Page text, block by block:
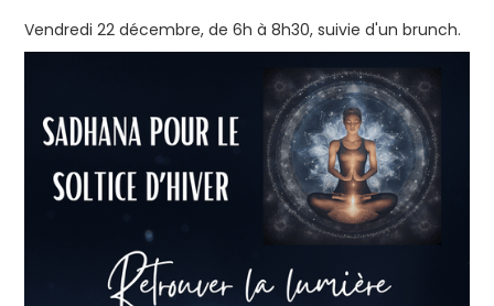
Vendredi 22 décembre, de 6h à 8h30, suivie d'un brunch.